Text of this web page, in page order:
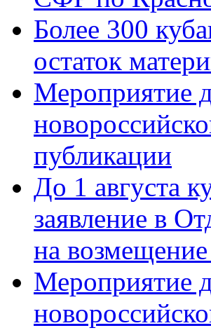
Более 300
остаток
Мероприятие
публикации
До 1 августа
заявление в
на
Мероприятие